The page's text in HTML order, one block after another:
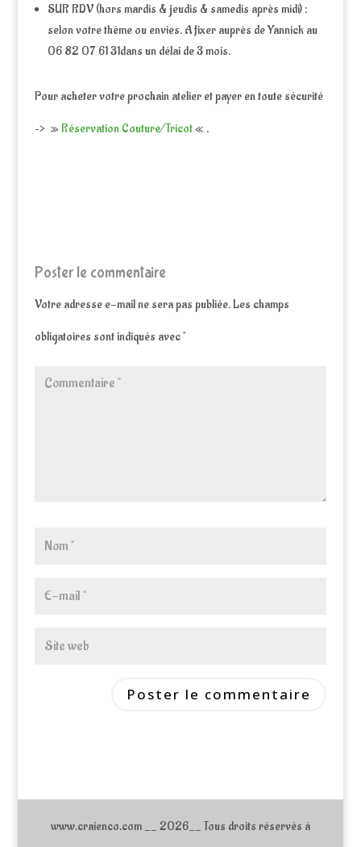
SUR RDV (hors mardis & jeudis & samedis après midi) :
selon votre thème ou envies. A fixer auprès de Yannick au
06 82 07 61 31dans un délai de 3 mois.
Pour acheter votre prochain atelier et payer en toute sécurité
–> »Réservation Couture/Tricot« .
Poster le commentaire
Votre adresse e-mail ne sera pas publiée.Les champs
obligatoires sont indiqués avec*
www.craienco.com __ 2026__ Tous droits réservés à